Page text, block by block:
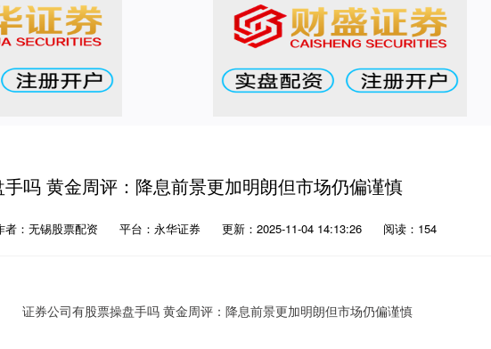
吗 黄金周评：降息前景更加明朗但市场仍偏谨慎
者：无锡股票配资 平台：永华证券 更新：2025-11-04 14:13:26 阅读：154